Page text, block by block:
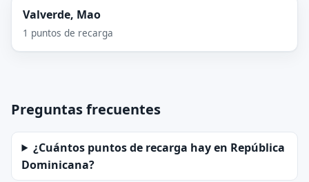
Valverde, Mao
1 puntos de recarga
Preguntas frecuentes
¿Cuántos puntos de recarga hay en República
Dominicana?